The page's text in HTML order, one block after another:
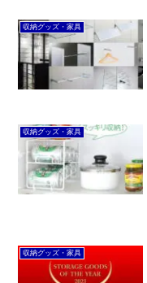
収納グッズ・家具
収納グッズ・家具
収納グッズ・家具